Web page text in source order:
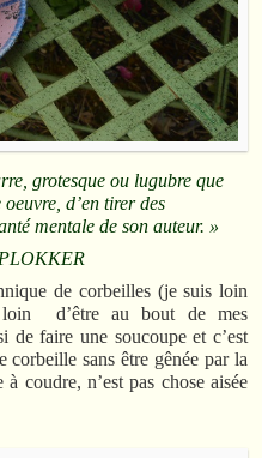
grotesque ou lugubre que
d’en tirer des
mentale de son auteur. »
de corbeilles (je suis loin
loin d’être au bout de mes
de faire une soucoupe et c’est
corbeille sans être gênée par la
coudre, n’est pas chose aisée